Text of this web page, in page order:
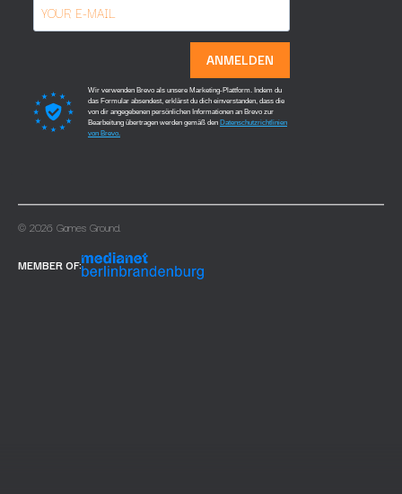
ANMELDEN
Wir verwenden Brevo als unsere Marketing-Plattform. Indem du
das Formular absendest, erklärst du dich einverstanden, dass die
von dir angegebenen persönlichen Informationen an Brevo zur
Bearbeitung übertragen werden gemäß den Datenschutzrichtlinien
von Brevo.
© 2026 Games Ground.
MEMBER OF: